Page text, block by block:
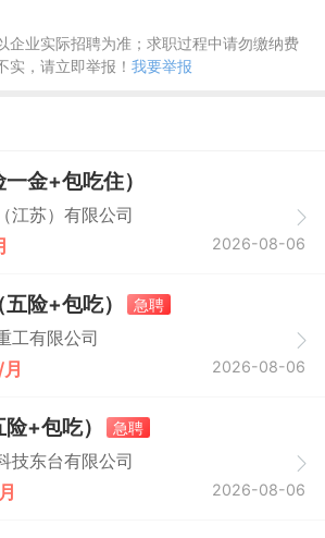
企业实际招聘为准；求职过程中请勿缴纳费
实，请立即举报！ 我要举报
金+包吃住）
江苏）有限公司
2026-08-06
险+包吃）
急聘
工有限公司
2026-08-06
+包吃）
急聘
技东台有限公司
2026-08-06